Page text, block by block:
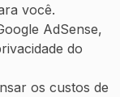
você.
AdSense,
do
os custos de